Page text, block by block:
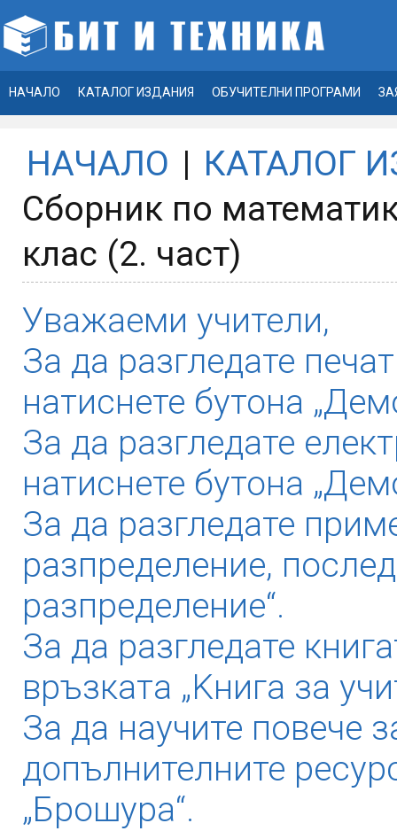
НАЧАЛО КАТАЛОГ ИЗДАНИЯ ОБУЧИТЕЛНИ ПРОГРАМИ
НАЧАЛО | КАТАЛОГ
Сборник по
клас (2. част)
Уважаеми учители,
За да разгледате
натиснете бутона
За да разгледате
натиснете бутона
За да разгледате
разпределение,
разпределение“.
За да разгледате
връзката „Kнига за
За да научите повече
допълнителните
„Брошура“.